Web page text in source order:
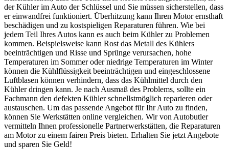
der Kühler im Auto der Schlüssel und Sie müssen sicherstellen, dass
er einwandfrei funktioniert. Überhitzung kann Ihren Motor ernsthaft
beschädigen und zu kostspieligen Reparaturen führen. Wie bei
jedem Teil Ihres Autos kann es auch beim Kühler zu Problemen
kommen. Beispielsweise kann Rost das Metall des Kühlers
beeinträchtigen und Risse und Sprünge verursachen, hohe
Temperaturen im Sommer oder niedrige Temperaturen im Winter
können die Kühlflüssigkeit beeinträchtigen und eingeschlossene
Luftblasen können verhindern, dass das Kühlmittel durch den
Kühler dringen kann. Je nach Ausmaß des Problems, sollte ein
Fachmann den defekten Kühler schnellstmöglich reparieren oder
austauschen. Um das passende Angebot für Ihr Auto zu finden,
können Sie Werkstätten online vergleichen. Wir von Autobutler
vermitteln Ihnen professionelle Partnerwerkstätten, die Reparaturen
am Motor zu einem fairen Preis bieten. Erhalten Sie jetzt Angebote
und sparen Sie Geld!